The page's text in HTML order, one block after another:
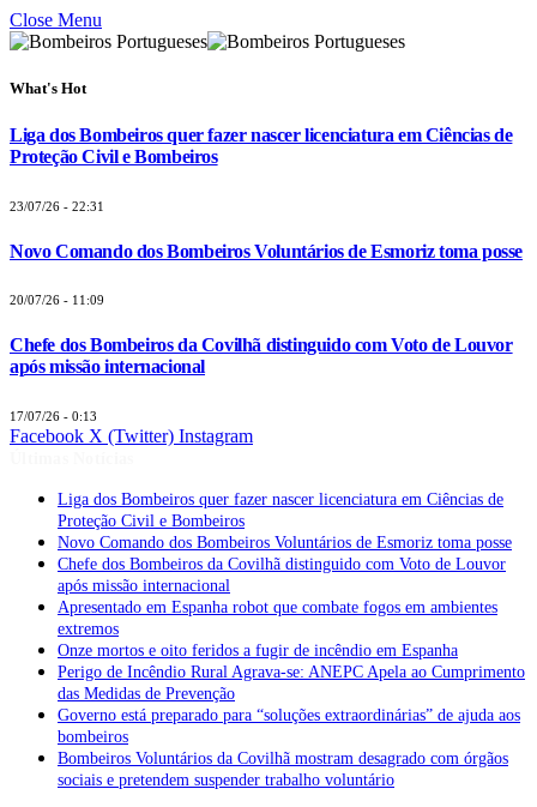
Close Menu
What's Hot
Liga dos Bombeiros quer fazer nascer licenciatura em Ciências de
Proteção Civil e Bombeiros
23/07/26 - 22:31
Novo Comando dos Bombeiros Voluntários de Esmoriz toma posse
20/07/26 - 11:09
Chefe dos Bombeiros da Covilhã distinguido com Voto de Louvor
após missão internacional
17/07/26 - 0:13
Facebook X (Twitter) Instagram
Liga dos Bombeiros quer fazer nascer licenciatura em Ciências de
Proteção Civil e Bombeiros
Novo Comando dos Bombeiros Voluntários de Esmoriz toma posse
Chefe dos Bombeiros da Covilhã distinguido com Voto de Louvor
após missão internacional
Apresentado em Espanha robot que combate fogos em ambientes
extremos
Onze mortos e oito feridos a fugir de incêndio em Espanha
Perigo de Incêndio Rural Agrava-se: ANEPC Apela ao Cumprimento
das Medidas de Prevenção
Governo está preparado para “soluções extraordinárias” de ajuda aos
bombeiros
Bombeiros Voluntários da Covilhã mostram desagrado com órgãos
sociais e pretendem suspender trabalho voluntário